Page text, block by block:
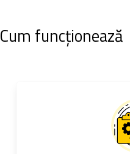
Cum funcționează